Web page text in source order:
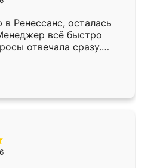
только здесь.
Ренессанс, осталась
всё быстро
отвечала сразу.
субботу, подошёл к
Собрали
аккуратно, даже